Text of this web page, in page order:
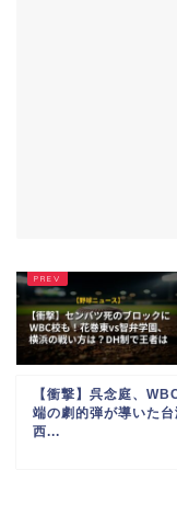
【衝撃】呉念庭、
端の劇的弾が導いた
西...